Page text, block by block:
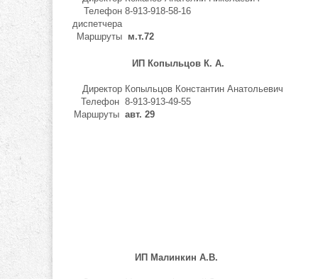
Телефон
диспетчера
8-913-918-58-16
Маршруты м.т.72
ИП Копыльцов К. А.
Директор Копыльцов Константин Анатольевич
Телефон 8-913-913-49-55
Маршруты авт. 29
ИП Малинкин А.В.